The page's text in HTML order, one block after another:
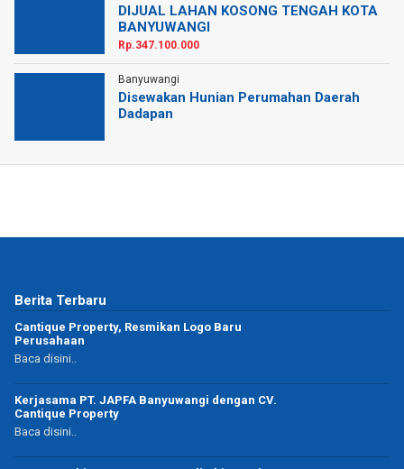
DIJUAL LAHAN KOSONG TENGAH KOTA
BANYUWANGI
Rp.347.100.000
Banyuwangi
Disewakan Hunian Perumahan Daerah
Dadapan
Berita Terbaru
Cantique Property, Resmikan Logo Baru
Perusahaan
Baca disini..
Kerjasama PT. JAPFA Banyuwangi dengan CV.
Cantique Property
Baca disini..